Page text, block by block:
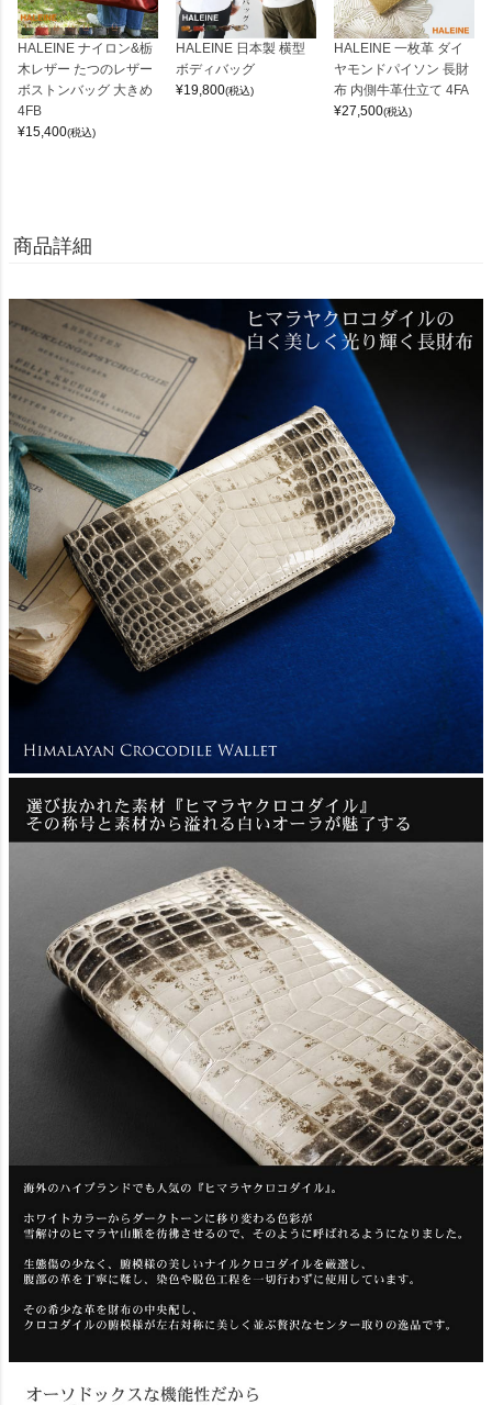
HALEINE ナイロン&栃
木レザー たつのレザー
ボストンバッグ 大きめ
4FB
¥15,400(税込)
HALEINE 日本製 横型
ボディバッグ
¥19,800(税込)
HALEINE 一枚革 ダイ
ヤモンドパイソン 長財
布 内側牛革仕立て 4FA
¥27,500(税込)
商品詳細